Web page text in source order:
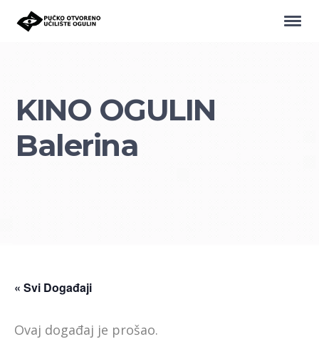
KINO OGULIN
Balerina
« Svi Događaji
Ovaj događaj je prošao.